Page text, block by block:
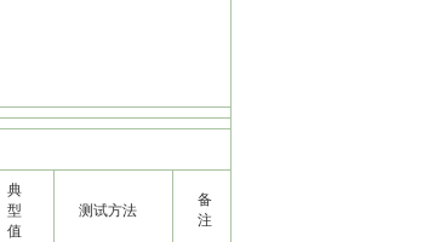
典
型
值
测试方法
备
注